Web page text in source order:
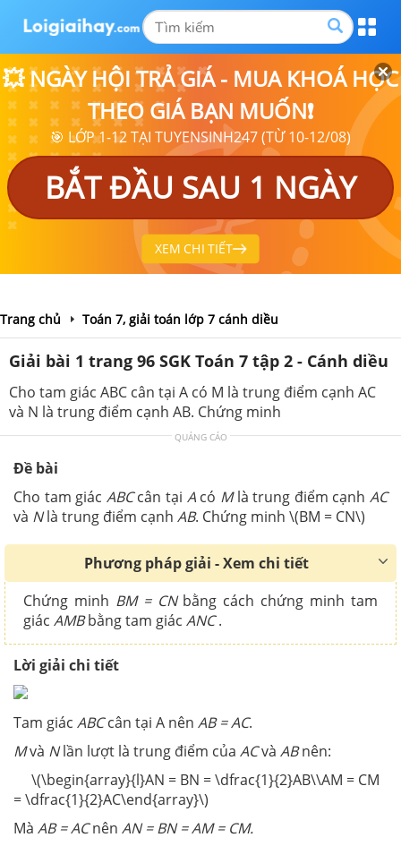
💥 NGÀY HỘI TRẢ GIÁ - MUA KHOÁ HỌC
THEO GIÁ BẠN MUỐN❗
🎯 LỚP 1-12 TẠI TUYENSINH247 (TỪ 10-12/08)
BẮT ĐẦU SAU 1 NGÀY
XEM CHI TIẾT
Trang chủ Toán 7, giải toán lớp 7 cánh diều
Giải bài 1 trang 96 SGK Toán 7 tập 2 - Cánh diều
Cho tam giác ABC cân tại A có M là trung điểm cạnh AC
và N là trung điểm cạnh AB. Chứng minh
QUẢNG CÁO
Đề bài
Cho tam giác ABCcân tại Acó Mlà trung điểm cạnhAC
và Nlà trung điểm cạnh AB. Chứng minh \(BM = CN\)
Phương pháp giải - Xem chi tiết
Chứng minh BM = CNbằng cách chứng minh tam
giác AMBbằng tam giác ANC.
Lời giải chi tiết
Tam giác ABCcân tại A nên AB = AC.
Mvà Nlần lượt là trung điểm của ACvà ABnên:
\(\begin{array}{l}AN = BN = \dfrac{1}{2}AB\\AM = CM
= \dfrac{1}{2}AC\end{array}\)
Mà AB = ACnên AN = BN = AM = CM.